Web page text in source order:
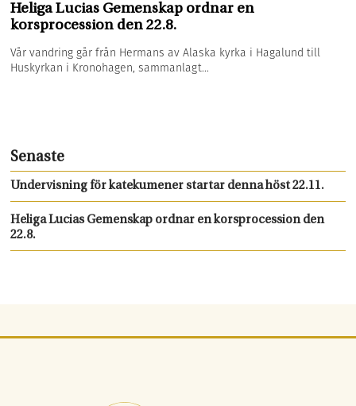
Heliga Lucias Gemenskap ordnar en
korsprocession den 22.8.
Vår vandring går från Hermans av Alaska kyrka i Hagalund till
Huskyrkan i Kronohagen, sammanlagt...
Senaste
Undervisning för katekumener startar denna höst 22.11.
Heliga Lucias Gemenskap ordnar en korsprocession den
22.8.